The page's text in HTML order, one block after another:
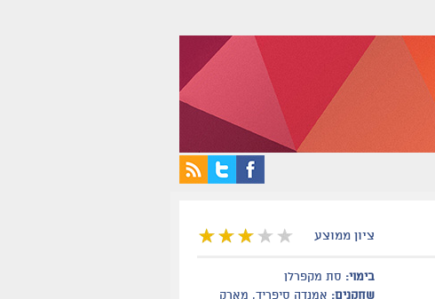
ציון ממוצע
בימוי: סת מקפרלן
שחקנים: אמנדה סיפריד, מארק